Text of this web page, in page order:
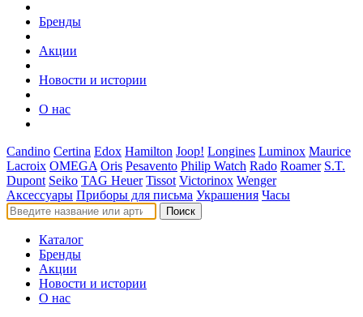
Бренды
Акции
Новости и истории
О нас
Candino Certina Edox Hamilton Joop! Longines Luminox Maurice
Lacroix OMEGA Oris Pesavento Philip Watch Rado Roamer S.T.
Dupont Seiko TAG Heuer Tissot Victorinox Wenger
Аксессуары Приборы для письма Украшения Часы
Поиск
Каталог
Бренды
Акции
Новости и истории
О нас